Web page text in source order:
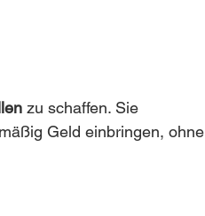
zu schaffen. Sie
Geld einbringen, ohne